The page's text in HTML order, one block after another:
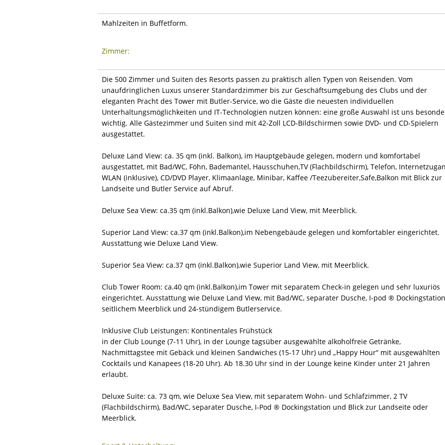
Mahlzeiten in Buffetform.
Zimmer:
Die 500 Zimmer und Suiten des Resorts passen zu praktisch allen Typen von Reisenden. Vom
unaufdringlichen Luxus unserer Standardzimmer bis zur Geschäftsumgebung des Clubs und der
eleganten Pracht des Tower mit Butler-Service, wo die Gäste die neuesten individuellen
Unterhaltungsmöglichkeiten und IT-Technologien nutzen können: eine große Auswahl ist uns
wichtig. Alle Gästezimmer und Suiten sind mit 42-Zoll LCD-Bildschirmen sowie DVD- und CD-Spielern
ausgestattet.
Deluxe Land View: ca. 35 qm (inkl. Balkon), im Hauptgebäude gelegen, modern und komfortabel
ausgestattet, mit Bad/WC, Föhn, Bademantel, Hausschuhen,TV (Flachbildschirm), Telefon,
WLAN (inklusive), CD/DVD Player, Klimaanlage, Minibar, Kaffee /Teezubereiter,Safe,Balkon mit Blick zur
Landseite und Butler Service auf Abruf.
Deluxe Sea View: ca.35 qm (inkl.Balkon),wie Deluxe Land View, mit Meerblick.
Superior Land View: ca.37 qm (inkl.Balkon),im Nebengebäude gelegen und komfortabler eingerichtet.
Ausstattung wie Deluxe Land View.
Superior Sea View: ca.37 qm (inkl.Balkon),wie Superior Land View, mit Meerblick.
Club Tower Room: ca.40 qm (inkl.Balkon),im Tower mit separatem Check-in gelegen und sehr luxuriös
eingerichtet. Ausstattung wie Deluxe Land View, mit Bad/WC, separater Dusche, I-pod ®
seitlichem Meerblick und 24-stündigem Butlerservice.
Inklusive Club Leistungen: Kontinentales Frühstück
in der Club Lounge (7-11 Uhr), in der Lounge tagsüber ausgewählte alkoholfreie Getränke,
Nachmittagstee mit Gebäck und kleinen Sandwiches (15-17 Uhr) und „Happy Hour“ mit ausgewählten
Cocktails und Kanapees (18-20 Uhr). Ab 18.30 Uhr sind in der Lounge keine Kinder unter 21 Jahren
erlaubt.
Deluxe Suite: ca. 73 qm, wie Deluxe Sea View, mit separatem Wohn- und Schlafzimmer, 2 TV
(Flachbildschirm), Bad/WC, separater Dusche, I-Pod ® Dockingstation und Blick zur Landseite oder
Meerblick.